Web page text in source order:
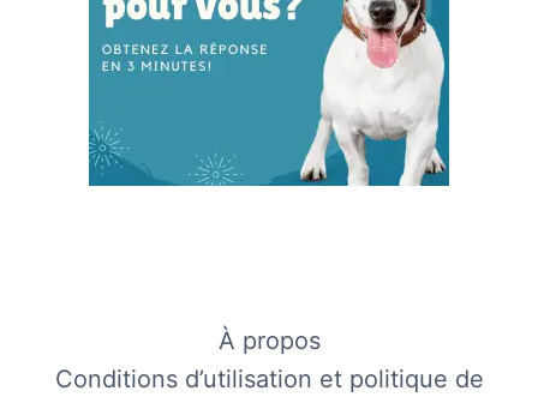
À propos
Conditions d’utilisation et politique de